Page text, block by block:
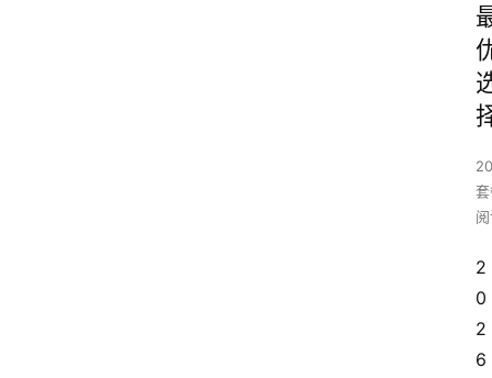
2
0
2
6